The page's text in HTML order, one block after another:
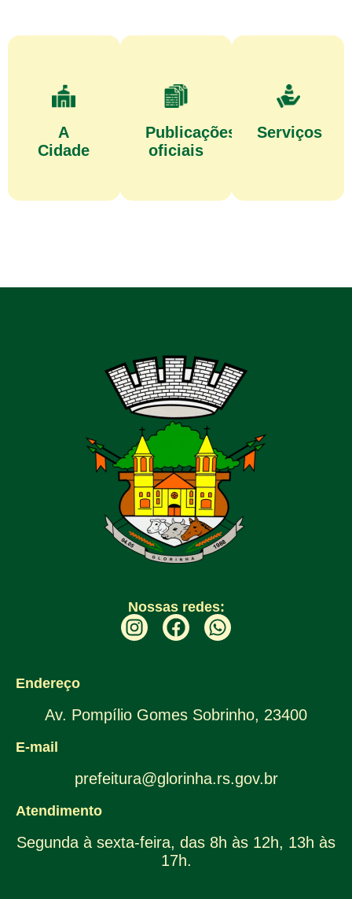
A
Cidade
Publicações
oficiais
Serviços
Nossas redes:
Endereço
Av. Pompílio Gomes Sobrinho, 23400
E-mail
prefeitura@glorinha.rs.gov.br
Atendimento
Segunda à sexta-feira, das 8h às 12h, 13h às
17h.